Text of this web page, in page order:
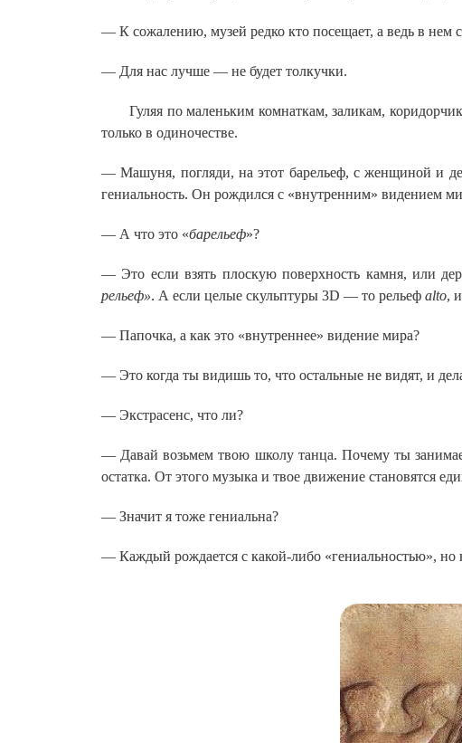
— К сожалению, музей редко кто посещает, а ведь в нем
— Для нас лучше — не будет толкучки.
Гуляя по маленьким комнаткам, заликам,
только в одиночестве.
— Машуня, погляди, на этот барельеф, с женщиной и
гениальность. Он рождился с «внутренним» видением
— А что это «барельеф»?
— Это если взять плоскую поверхность камня, или
рельеф». А если целые скульптуры 3D — то рельеф alto,
— Папочка, а как это «внутреннее» видение мира?
— Это когда ты видишь то, что остальные не видят, и
— Экстрасенс, что ли?
— Давай возьмем твою школу танца. Почему ты
остатка. От этого музыка и твое движение становятся
— Значит я тоже гениальна?
— Каждый рождается с какой-либо «гениальностью», но